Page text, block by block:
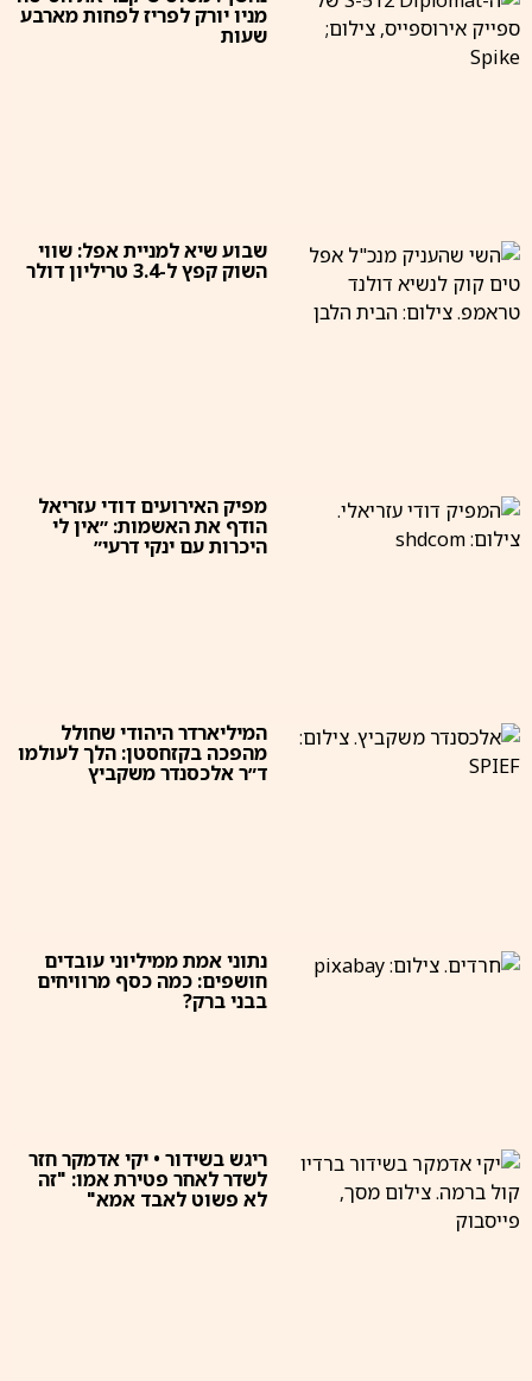
מניו יורק לפריז לפחות מארבע
שעות
שבוע שיא למניית אפל: שווי
השוק קפץ ל-3.4 טריליון דולר
מפיק האירועים דודי עזריאל
הודף את האשמות: ״אין לי
היכרות עם ינקי דרעי״
המיליארדר היהודי שחולל
מהפכה בקזחסטן: הלך לעולמו
ד״ר אלכסנדר משקביץ
נתוני אמת ממיליוני עובדים
חושפים: כמה כסף מרוויחים
בבני ברק?
ריגש בשידור • יקי אדמקר חזר
לשדר לאחר פטירת אמו: "זה
לא פשוט לאבד אמא"